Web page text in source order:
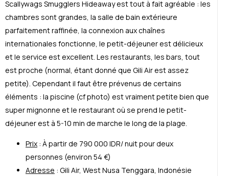
Scallywags Smugglers Hideaway est tout à fait agréable : les
chambres sont grandes, la salle de bain extérieure
parfaitement raffinée, la connexion aux chaînes
internationales fonctionne, le petit-déjeuner est délicieux
et le service est excellent. Les restaurants, les bars, tout
est proche (normal, étant donné que Gili Air est assez
petite). Cependant il faut être prévenus de certains
éléments : la piscine (cf photo) est vraiment petite bien que
super mignonne et le restaurant où se prend le petit-
déjeuner est à 5-10 min de marche le long de la plage.
Prix : À partir de 790 000 IDR/ nuit pour deux
personnes (environ 54 €)
Adresse : Gili Air, West Nusa Tenggara, Indonésie